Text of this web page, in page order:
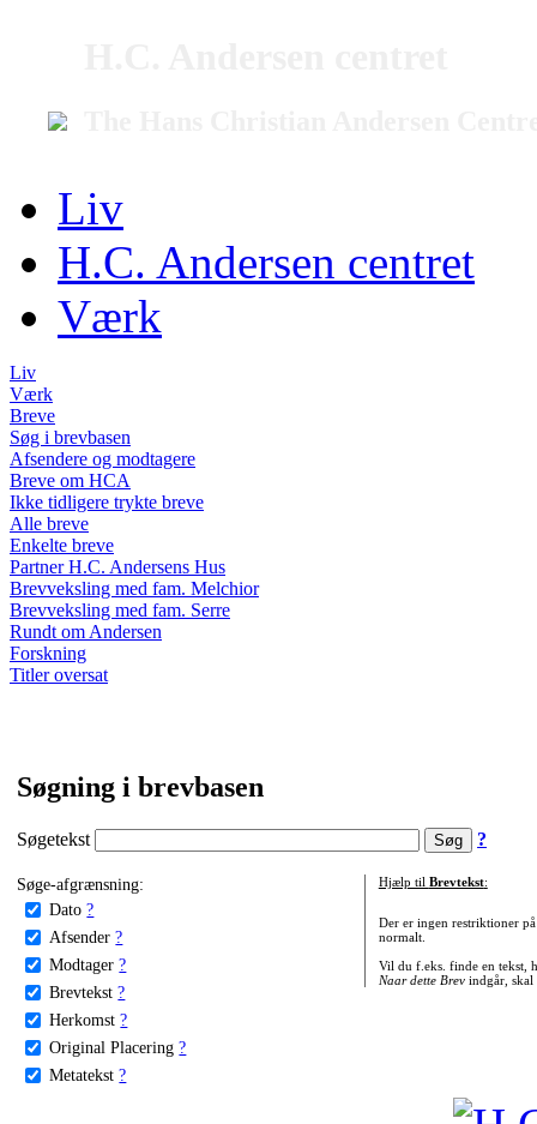
Liv
H.C. Andersen centret
Værk
Liv
Værk
Breve
Søg i brevbasen
Afsendere og modtagere
Breve om HCA
Ikke tidligere trykte breve
Alle breve
Enkelte breve
Partner H.C. Andersens Hus
Brevveksling med fam. Melchior
Brevveksling med fam. Serre
Rundt om Andersen
Forskning
Titler oversat
Søgning i brevbasen
Søgetekst ?
Søge-afgrænsning:
Dato ?
Afsender ?
Modtager ?
Brevtekst ?
Herkomst ?
Original Placering ?
Metatekst ?
Hjælp til Brevtekst:
Der er ingen restriktioner
normalt.
Vil du f.eks. finde en tekst,
Naar dette Brevindgår, skal